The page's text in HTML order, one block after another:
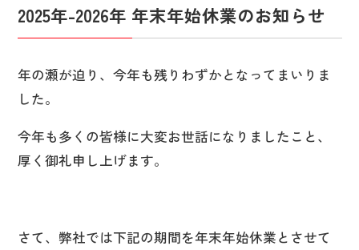
2025年-2026年 年末年始休業のお知らせ
年の瀬が迫り、今年も残りわずかとなってまいりま
した。
今年も多くの皆様に大変お世話になりましたこと、
厚く御礼申し上げます。
さて、弊社では下記の期間を年末年始休業とさせて